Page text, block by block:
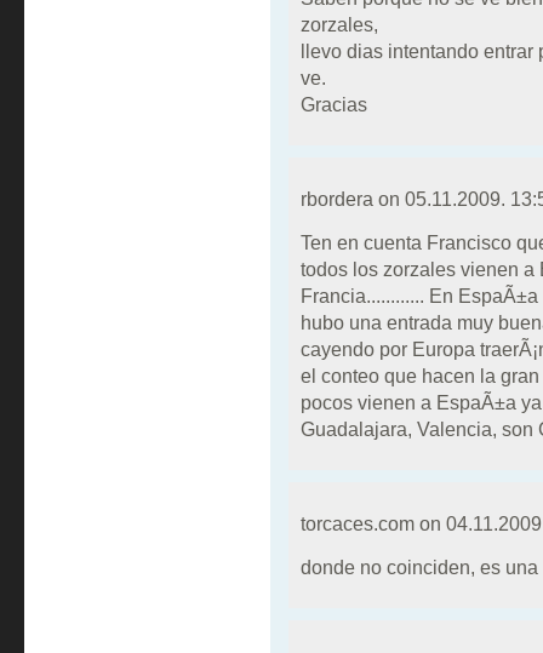
zorzales,
llevo dias intentando entrar
ve.
Gracias
rbordera on 05.11.2009.
Ten en cuenta Francisco
todos los zorzales vienen a
Francia............ En
hubo una entrada muy
cayendo por Europa
el conteo que hacen la
pocos vienen a EspaÃ±a
Guadalajara, Valencia, son
torcaces.com on
donde no coinciden, es